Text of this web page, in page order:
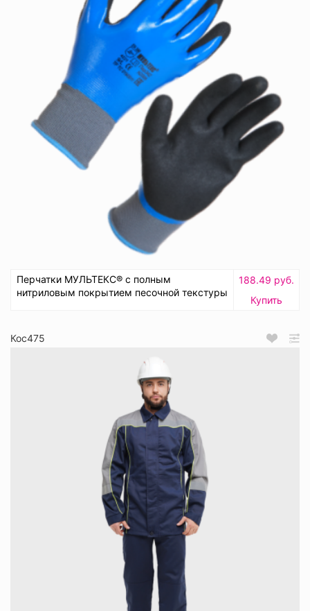
Перчатки МУЛЬТЕКС® с полным
нитриловым покрытием песочной текстуры
188.49 руб.
Купить
Кос475